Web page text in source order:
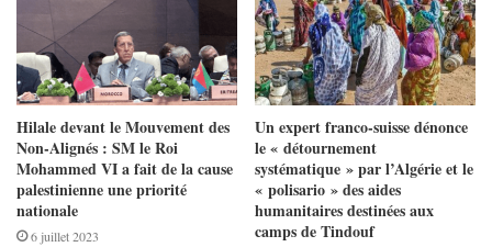
Hilale devant le Mouvement des
Non-Alignés : SM le Roi
Mohammed VI a fait de la cause
palestinienne une priorité
nationale
6 juillet 2023
Un expert franco-suisse dénonce
le « détournement
systématique » par l’Algérie et le
« polisario » des aides
humanitaires destinées aux
camps de Tindouf